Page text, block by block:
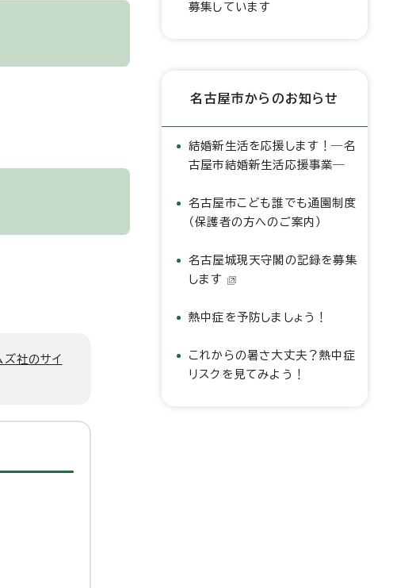
ズ社のサイ
募集しています
名古屋市からのお知らせ
結婚新生活を応援します！―名
古屋市結婚新生活応援事業―
名古屋市こども誰でも通園制度
（保護者の方へのご案内）
名古屋城現天守閣の記録を募集
します
熱中症を予防しましょう！
これからの暑さ大丈夫？熱中症
リスクを見てみよう！